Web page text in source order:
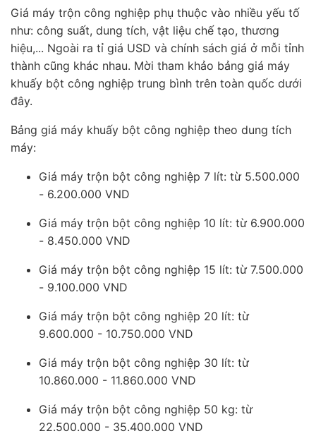
Giá máy trộn công nghiệp phụ thuộc vào nhiều yếu tố
như: công suất, dung tích, vật liệu chế tạo, thương
hiệu,... Ngoài ra tỉ giá USD và chính sách giá ở mỗi tỉnh
thành cũng khác nhau. Mời tham khảo bảng giá máy
khuấy bột công nghiệp trung bình trên toàn quốc dưới
đây.
Bảng giá máy khuấy bột công nghiệp theo dung tích
máy:
Giá máy trộn bột công nghiệp 7 lít: từ 5.500.000
- 6.200.000 VND
Giá máy trộn bột công nghiệp 10 lít: từ 6.900.000
- 8.450.000 VND
Giá máy trộn bột công nghiệp 15 lít: từ 7.500.000
- 9.100.000 VND
Giá máy trộn bột công nghiệp 20 lít: từ
9.600.000 - 10.750.000 VND
Giá máy trộn bột công nghiệp 30 lít: từ
10.860.000 - 11.860.000 VND
Giá máy trộn bột công nghiệp 50 kg: từ
22.500.000 - 35.400.000 VND